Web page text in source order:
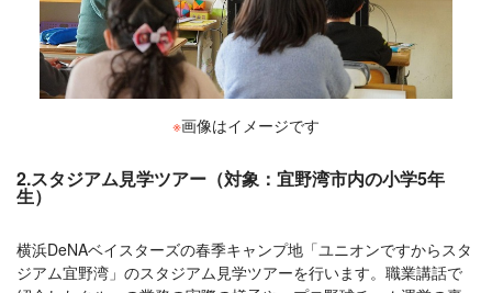
※画像はイメージです
2.スタジアム見学ツアー（対象：宜野湾市内の小学5年
生）
横浜DeNAベイスターズの春季キャンプ地「ユニオンですからスタ
ジアム宜野湾」のスタジアム見学ツアーを行います。職業講話で